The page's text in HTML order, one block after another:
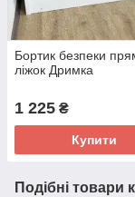
Бортик безпеки
ліжок Дримка
1 225 ₴
Купити
Подібні товари